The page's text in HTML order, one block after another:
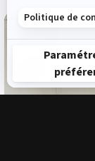
Politique de
Axeptio consent
Plateforme de